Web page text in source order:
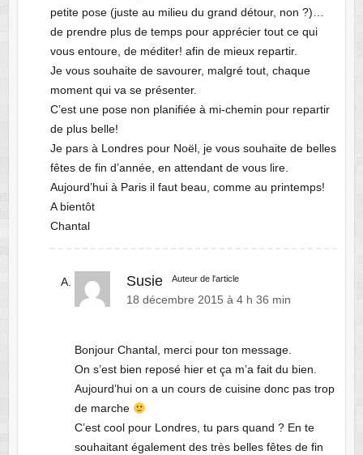
petite pose (juste au milieu du grand détour, non ?)…
de prendre plus de temps pour apprécier tout ce qui
vous entoure, de méditer! afin de mieux repartir.
Je vous souhaite de savourer, malgré tout, chaque
moment qui va se présenter.
C’est une pose non planifiée à mi-chemin pour repartir
de plus belle!
Je pars à Londres pour Noël, je vous souhaite de belles
fêtes de fin d’année, en attendant de vous lire.
Aujourd’hui à Paris il faut beau, comme au printemps!
A bientôt
Chantal
Susie Auteur de l'article
18 décembre 2015 à 4 h 36 min
Bonjour Chantal, merci pour ton message.
On s’est bien reposé hier et ça m’a fait du bien.
Aujourd’hui on a un cours de cuisine donc pas trop
de marche
C’est cool pour Londres, tu pars quand ? En te
souhaitant également des très belles fêtes de fin